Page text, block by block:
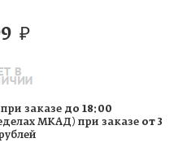
₽
заказе до 18:00
МКАД) при заказе от 3